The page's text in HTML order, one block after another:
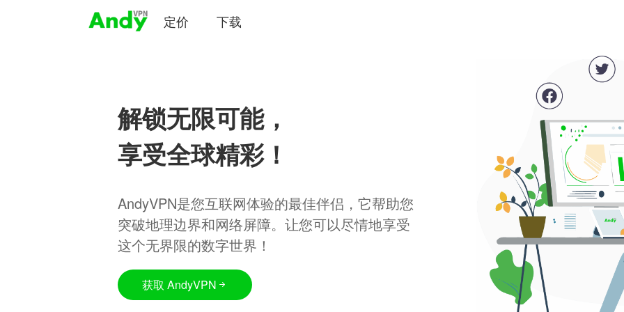
定价 下载
解锁无限可能，
享受全球精彩！
AndyVPN是您互联网体验的最佳伴侣，它帮助您
突破地理边界和网络屏障。让您可以尽情地享受
这个无界限的数字世界！
获取 AndyVPN